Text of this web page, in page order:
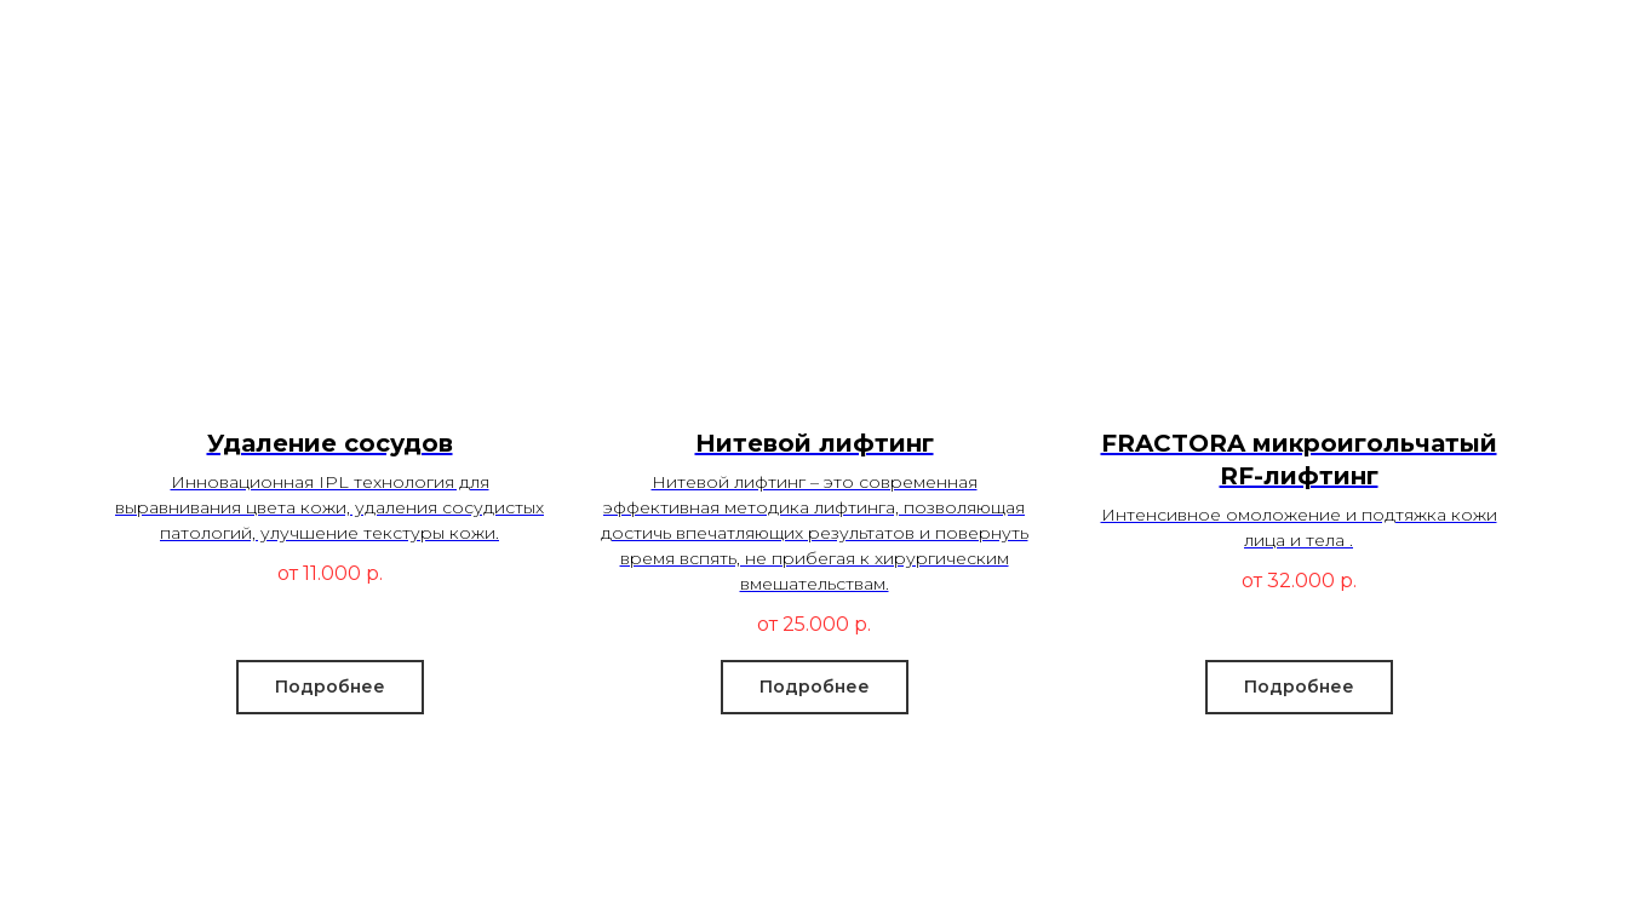
Удаление сосудов
Инновационная IPL технология для
выравнивания цвета кожи, удаления сосудистых
патологий, улучшение текстуры кожи.
от 11.000 р.
Подробнее
Нитевой лифтинг
Нитевой лифтинг – это современная
эффективная методика лифтинга, позволяющая
достичь впечатляющих результатов и повернуть
время вспять, не прибегая к хирургическим
вмешательствам.
от 25.000 р.
Подробнее
FRACTORA микроигольчатый
RF-лифтинг
Интенсивное омоложение и подтяжка кожи
лица и тела .
от 32.000 р.
Подробнее